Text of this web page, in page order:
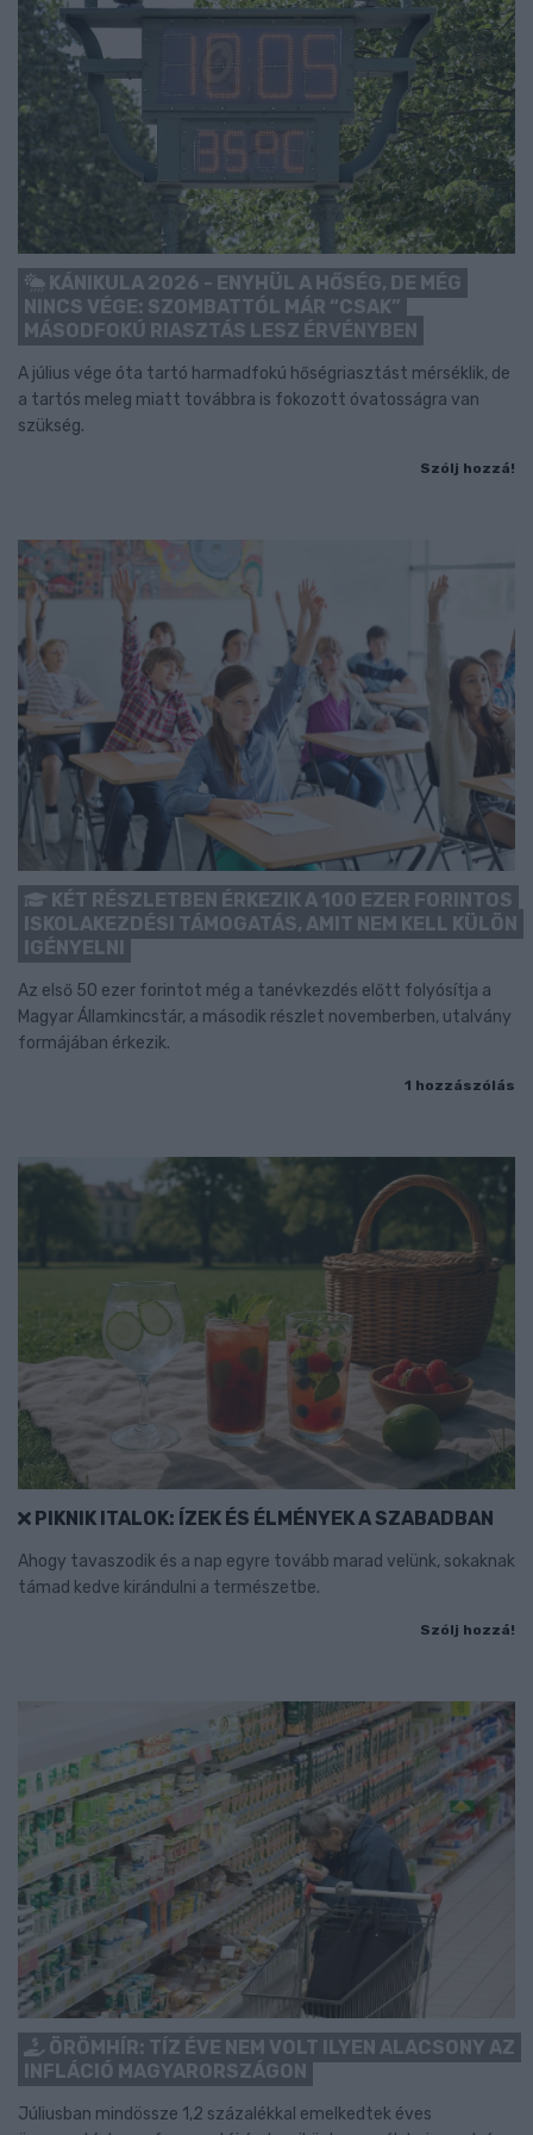
KÁNIKULA 2026 - ENYHÜL A HŐSÉG, DE MÉG
NINCS VÉGE: SZOMBATTÓL MÁR “CSAK”
MÁSODFOKÚ RIASZTÁS LESZ ÉRVÉNYBEN
A július vége óta tartó harmadfokú hőségriasztást mérséklik, de
a tartós meleg miatt továbbra is fokozott óvatosságra van
szükség.
Szólj hozzá!
KÉT RÉSZLETBEN ÉRKEZIK A 100 EZER FORINTOS
ISKOLAKEZDÉSI TÁMOGATÁS, AMIT NEM KELL KÜLÖN
IGÉNYELNI
Az első 50 ezer forintot még a tanévkezdés előtt folyósítja a
Magyar Államkincstár, a második részlet novemberben, utalvány
formájában érkezik.
1 hozzászólás
PIKNIK ITALOK: ÍZEK ÉS ÉLMÉNYEK A SZABADBAN
Ahogy tavaszodik és a nap egyre tovább marad velünk, sokaknak
támad kedve kirándulni a természetbe.
Szólj hozzá!
ÖRÖMHÍR: TÍZ ÉVE NEM VOLT ILYEN ALACSONY AZ
INFLÁCIÓ MAGYARORSZÁGON
Júliusban mindössze 1,2 százalékkal emelkedtek éves